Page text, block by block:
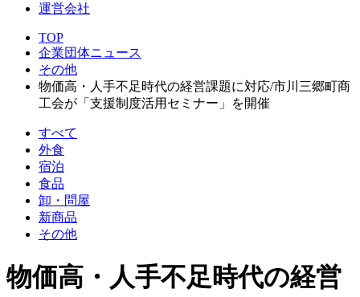
運営会社
TOP
企業団体ニュース
その他
物価高・人手不足時代の経営課題に対応/市川三郷町商
工会が「支援制度活用セミナー」を開催
すべて
外食
宿泊
食品
卸・問屋
新商品
その他
物価高・人手不足時代の経営